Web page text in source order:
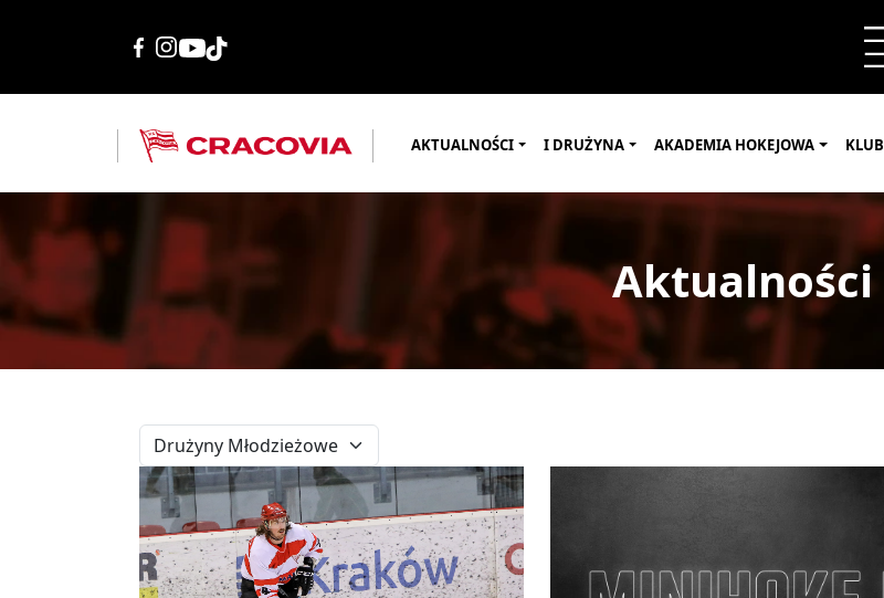
AKTUALNOŚCI I DRUŻYNA AKADEMIA HOKEJOWA KLUB
Aktualności